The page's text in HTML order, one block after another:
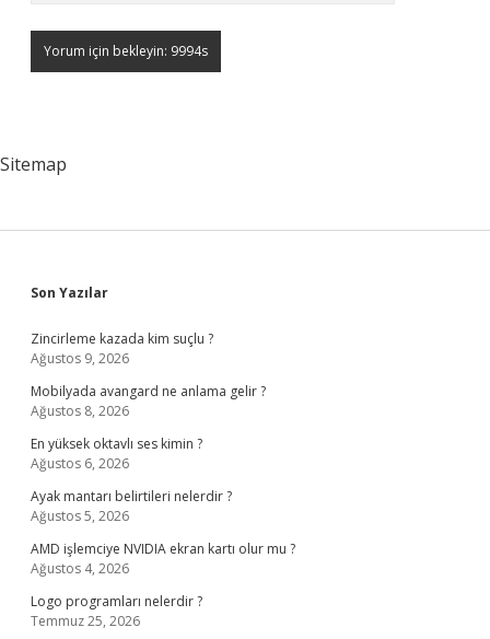
Sitemap
Sidebar
Son Yazılar
Zincirleme kazada kim suçlu ?
Ağustos 9, 2026
Mobilyada avangard ne anlama gelir ?
Ağustos 8, 2026
En yüksek oktavlı ses kimin ?
Ağustos 6, 2026
Ayak mantarı belirtileri nelerdir ?
Ağustos 5, 2026
AMD işlemciye NVIDIA ekran kartı olur mu ?
Ağustos 4, 2026
Logo programları nelerdir ?
Temmuz 25, 2026